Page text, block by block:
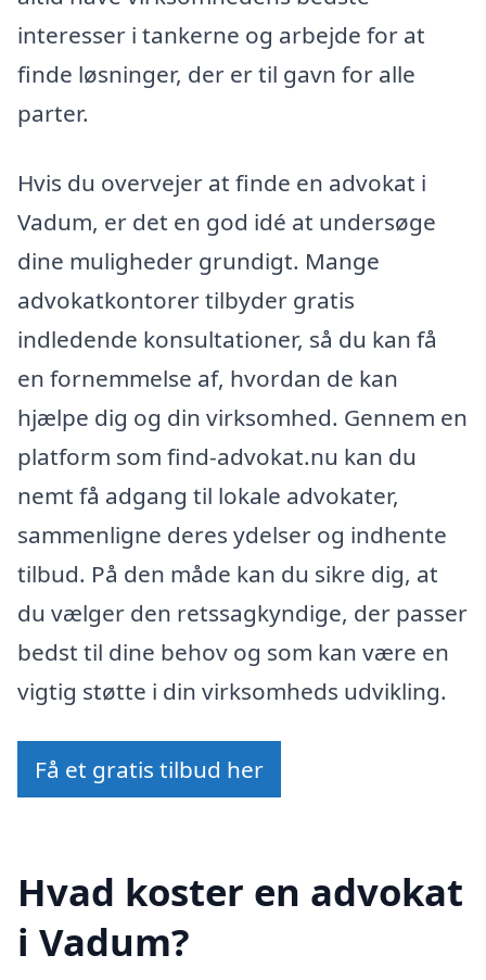
interesser i tankerne og arbejde for at
finde løsninger, der er til gavn for alle
parter.
Hvis du overvejer at finde en advokat i
Vadum, er det en god idé at undersøge
dine muligheder grundigt. Mange
advokatkontorer tilbyder gratis
indledende konsultationer, så du kan få
en fornemmelse af, hvordan de kan
hjælpe dig og din virksomhed. Gennem en
platform som find-advokat.nu kan du
nemt få adgang til lokale advokater,
sammenligne deres ydelser og indhente
tilbud. På den måde kan du sikre dig, at
du vælger den retssagkyndige, der passer
bedst til dine behov og som kan være en
vigtig støtte i din virksomheds udvikling.
Få et gratis tilbud her
Hvad koster en advokat
i Vadum?